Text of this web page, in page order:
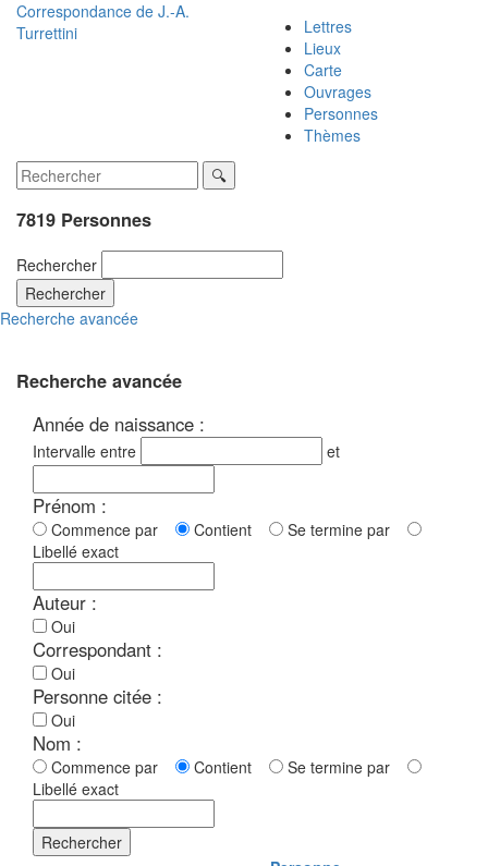
Correspondance de J.-A.
Turrettini
Lettres
Lieux
Carte
Ouvrages
Personnes
Thèmes
7819 Personnes
Rechercher
Rechercher
Recherche avancée
Recherche avancée
Année de naissance :
Intervalle entre et
Prénom :
Commence par Contient
Se termine par
Libellé exact
Auteur :
Oui
Correspondant :
Oui
Personne citée :
Oui
Nom :
Commence par Contient
Se termine par
Libellé exact
Rechercher